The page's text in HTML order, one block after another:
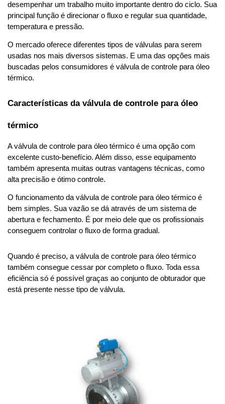
desempenhar um trabalho muito importante dentro do ciclo. Sua
principal função é direcionar o fluxo e regular sua quantidade,
temperatura e pressão.
O mercado oferece diferentes tipos de válvulas para serem
usadas nos mais diversos sistemas. E uma das opções mais
buscadas pelos consumidores é válvula de controle para óleo
térmico.
Características da válvula de controle para óleo
térmico
A válvula de controle para óleo térmico é uma opção com
excelente custo-benefício. Além disso, esse equipamento
também apresenta muitas outras vantagens técnicas, como
alta precisão e ótimo controle.
O funcionamento da válvula de controle para óleo térmico é
bem simples. Sua vazão se dá através de um sistema de
abertura e fechamento. É por meio dele que os profissionais
conseguem controlar o fluxo de forma gradual.
Quando é preciso, a válvula de controle para óleo térmico
também consegue cessar por completo o fluxo. Toda essa
eficiência só é possível graças ao conjunto de obturador que
está presente nesse tipo de válvula.